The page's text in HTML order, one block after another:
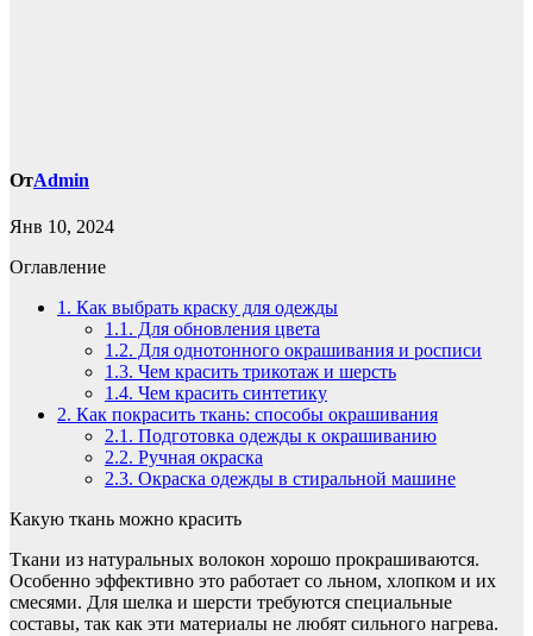
ОтAdmin
Янв 10, 2024
Оглавление
1. Как выбрать краску для одежды
1.1. Для обновления цвета
1.2. Для однотонного окрашивания и росписи
1.3. Чем красить трикотаж и шерсть
1.4. Чем красить синтетику
2. Как покрасить ткань: способы окрашивания
2.1. Подготовка одежды к окрашиванию
2.2. Ручная окраска
2.3. Окраска одежды в стиральной машине
Какую ткань можно красить
Ткани из натуральных волокон хорошо прокрашиваются.
Особенно эффективно это работает со льном, хлопком и их
смесями. Для шелка и шерсти требуются специальные
составы, так как эти материалы не любят сильного нагрева.